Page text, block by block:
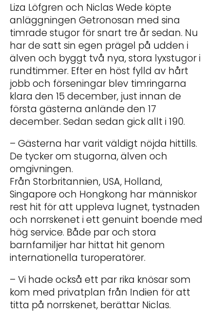
Liza Löfgren och Niclas Wede köpte
anläggningen Getronosan med sina
timrade stugor för snart tre år sedan. Nu
har de satt sin egen prägel på udden i
älven och byggt två nya, stora lyxstugor i
rundtimmer. Efter en höst fylld av hårt
jobb och förseningar blev timringarna
klara den 15 december, just innan de
första gästerna anlände den 17
december. Sedan sedan gick allt i 190.
– Gästerna har varit väldigt nöjda hittills.
De tycker om stugorna, älven och
omgivningen.
Från Storbritannien, USA, Holland,
Singapore och Hongkong har människor
rest hit för att uppleva lugnet, tystnaden
och norrskenet i ett genuint boende med
hög service. Både par och stora
barnfamiljer har hittat hit genom
internationella turoperatörer.
– Vi hade också ett par rika knösar som
kom med privatplan från Indien för att
titta på norrskenet, berättar Niclas.